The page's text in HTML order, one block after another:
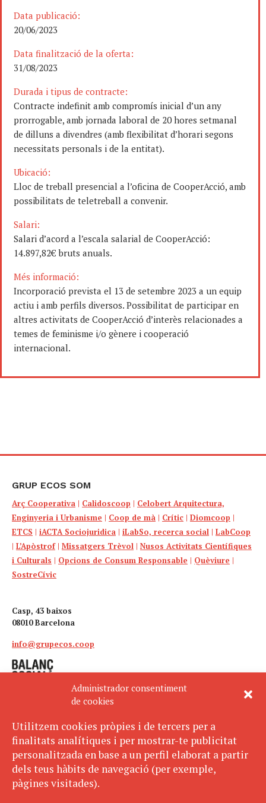
Administrador consentiment
de cookies
Utilitzem cookies pròpies i de tercers per a
finalitats analítiques i per mostrar-te publicitat
personalitzada en base a un perfil elaborat a partir
dels teus hàbits de navegació (per exemple,
pàgines visitades).
Data publicació:
20/06/2023
Data finalització de la oferta:
31/08/2023
Durada i tipus de contracte:
Contracte indefinit amb compromís inicial d’un any
prorrogable, amb jornada laboral de 20 hores setmanal
de dilluns a divendres (amb flexibilitat d’horari segons
necessitats personals i de la entitat).
Ubicació:
Lloc de treball presencial a l’oficina de CooperAcció, amb
possibilitats de teletreball a convenir.
Salari:
Salari d’acord a l’escala salarial de CooperAcció:
14.897,82€ bruts anuals.
Més informació:
Incorporació prevista el 13 de setembre 2023 a un equip
actiu i amb perfils diversos. Possibilitat de participar en
altres activitats de CooperAcció d’interès relacionades a
temes de feminisme i/o gènere i cooperació
internacional.
GRUP ECOS SOM
Arç Cooperativa | Calidoscoop | Celobert Arquitectura,
Enginyeria i Urbanisme | Coop de mà | Crític | Diomcoop |
ETCS | iACTA Sociojuridica | iLabSo, recerca social | LabCoop
| L’Apòstrof| Missatgers Trèvol | Nusos Activitats Científiques
i Culturals | Opcions de Consum Responsable | Quèviure |
SostreCívic
Casp, 43 baixos
08010 Barcelona
info@grupecos.coop
Avís legal
Política de privacitat
Política de cookies
SUBSCRIU-TE
AL BUTLLETÍ